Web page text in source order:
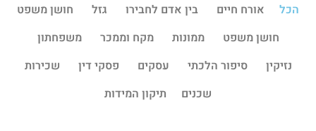
הכל אורח חיים בין אדם לחבירו גזל
חושן משפט
חושן משפט
ממונות מקח וממכר
משפחתון
נזיקין
סיפור הלכתי עסקים פסקי דין
שכירות
שכנים
תיקון המידות